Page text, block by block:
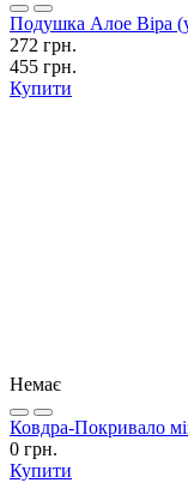
Подушка Алое Віра
272 грн.
455 грн.
Купити
Немає
Ковдра-Покривало
0 грн.
Купити